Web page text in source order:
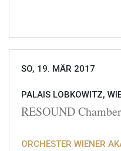
SO, 19. MÄR 2017
PALAIS LOBKOWITZ,
RESOUND
ORCHESTER WIENER